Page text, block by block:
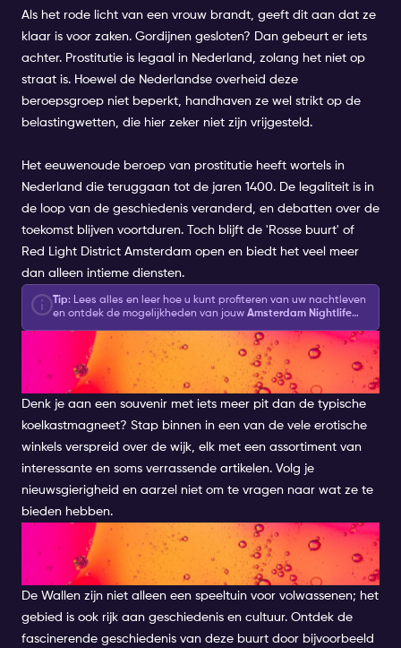
Als het rode licht van een vrouw brandt, geeft dit aan dat ze
klaar is voor zaken. Gordijnen gesloten? Dan gebeurt er iets
achter. Prostitutie is legaal in Nederland, zolang het niet op
straat is. Hoewel de Nederlandse overheid deze
beroepsgroep niet beperkt, handhaven ze wel strikt op de
belastingwetten, die hier zeker niet zijn vrijgesteld.
Het eeuwenoude beroep van prostitutie heeft wortels in
Nederland die teruggaan tot de jaren 1400. De legaliteit is in
de loop van de geschiedenis veranderd, en debatten over de
toekomst blijven voortduren. Toch blijft de 'Rosse buurt' of
Red Light District Amsterdam open en biedt het veel meer
dan alleen intieme diensten.
Tip: Lees alles en leer hoe u kunt profiteren van uw nachtleven
en ontdek de mogelijkheden van jouw Amsterdam Nightlife
EEN VOLWASSEN
WONDERLAND
Denk je aan een souvenir met iets meer pit dan de typische
koelkastmagneet? Stap binnen in een van de vele erotische
winkels verspreid over de wijk, elk met een assortiment van
interessante en soms verrassende artikelen. Volg je
nieuwsgierigheid en aarzel niet om te vragen naar wat ze te
bieden hebben.
GESCHIEDENIS ACHTER
GESLOTEN DEUREN
De Wallen zijn niet alleen een speeltuin voor volwassenen; het
gebied is ook rijk aan geschiedenis en cultuur. Ontdek de
fascinerende geschiedenis van deze buurt door bijvoorbeeld